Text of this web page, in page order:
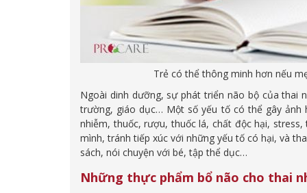
Trẻ có thể thông minh hơn nếu
Ngoài dinh dưỡng, sự phát triển não bộ của thai
trường, giáo dục… Một số yếu tố có thể gây ảnh
nhiễm, thuốc, rượu, thuốc lá, chất độc hại,
mình, tránh tiếp xúc với những yếu tố có hại, và
sách, nói chuyện với bé, tập thể dục…
Những thực phẩm bổ não cho thai